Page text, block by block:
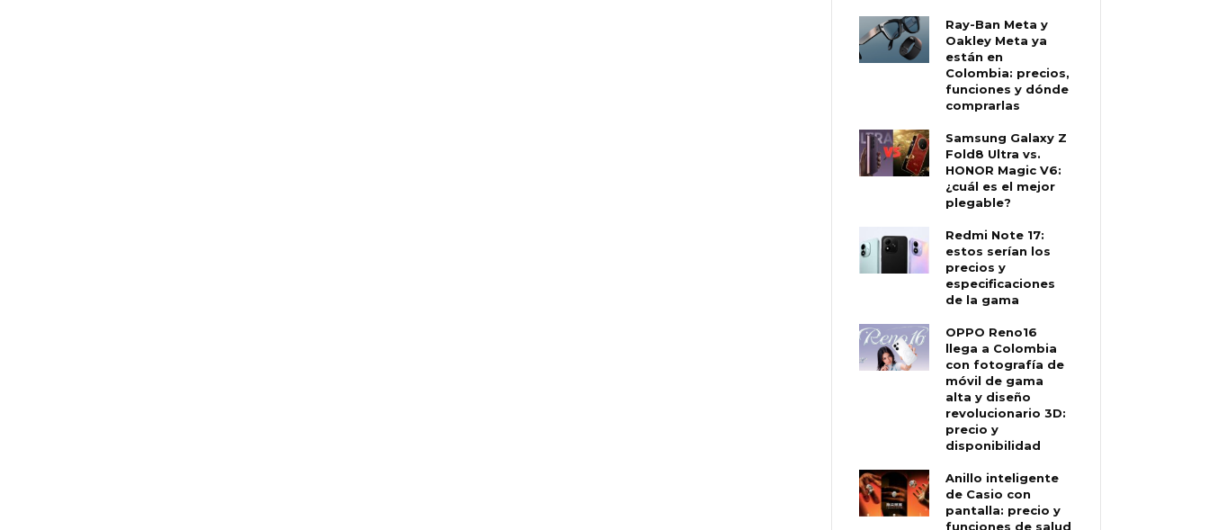
Ray-Ban Meta y
Oakley Meta ya
están en
Colombia: precios,
funciones y dónde
comprarlas
Samsung Galaxy Z
Fold8 Ultra vs.
HONOR Magic V6:
¿cuál es el mejor
plegable?
Redmi Note 17:
estos serían los
precios y
especificaciones
de la gama
OPPO Reno16
llega a Colombia
con fotografía de
móvil de gama
alta y diseño
revolucionario 3D:
precio y
disponibilidad
Anillo inteligente
de Casio con
pantalla: precio y
funciones de salud